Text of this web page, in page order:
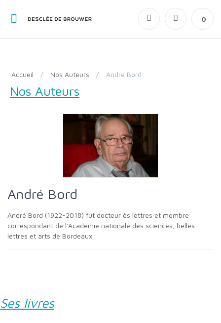
0
Accueil / Nos Auteurs / André Bord
Nos Auteurs
André Bord
André Bord (1922-2018) fut docteur ès lettres et membre
correspondant de l'Académie nationale des sciences, belles
lettres et arts de Bordeaux.
Ses livres